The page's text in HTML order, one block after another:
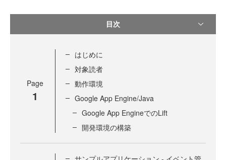
目次
Page
1
はじめに
対象読者
動作環境
Google App Engine/Java
Google App EngineでのLift
開発環境の構築